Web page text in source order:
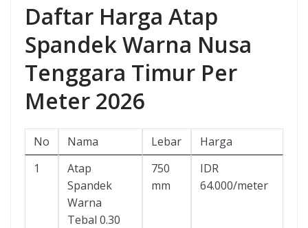
Daftar Harga Atap
Spandek Warna Nusa
Tenggara Timur Per
Meter 2026
No Nama Lebar
Harga
1
Atap
Spandek
Warna
Tebal 0.30
750
mm
IDR
64.000/meter